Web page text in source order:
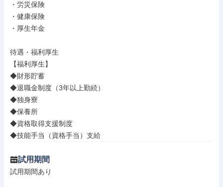
・労災保険
・健康保険
・厚生年金
待遇・福利厚生
【福利厚生】
◆財形貯蓄
◆退職金制度（3年以上勤続）
◆独身寮
◆保養所
◆資格取得支援制度
◆技能手当（資格手当）支給
試用期間
試用期間あり